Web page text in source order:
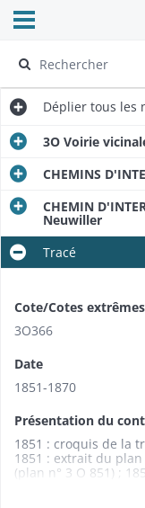
Ouvrir le menu
Déplier tous les
3O Voirie
CHEMINS
CHEMIN
Neuwiller
Tracé
Cote/Cotes extrêmes
3O366
Date
1851-1870
Présentation du
1851 : croquis de la
1851 : extrait du
(plan n° 3 O 851) ;
plan cadastral des